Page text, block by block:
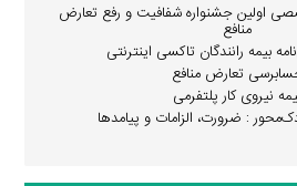
اولین جشنواره شفافیت و رفع تعارض
منافع
بیمه رانندگان تاکسی اینترنتی
تعارض منافع
نیروی کار پلتفرمی
: ضرورت، الزامات و پیامدها